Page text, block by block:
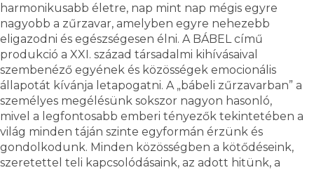
harmonikusabb életre, nap mint nap mégis egyre
nagyobb a zűrzavar, amelyben egyre nehezebb
eligazodni és egészségesen élni. A BÁBEL című
produkció a XXI. század társadalmi kihívásaival
szembenéző egyének és közösségek emocionális
állapotát kívánja letapogatni. A „bábeli zűrzavarban” a
személyes megélésünk sokszor nagyon hasonló,
mivel a legfontosabb emberi tényezők tekintetében a
világ minden táján szinte egyformán érzünk és
gondolkodunk. Minden közösségben a kötődéseink,
szeretettel teli kapcsolódásaink, az adott hitünk, a